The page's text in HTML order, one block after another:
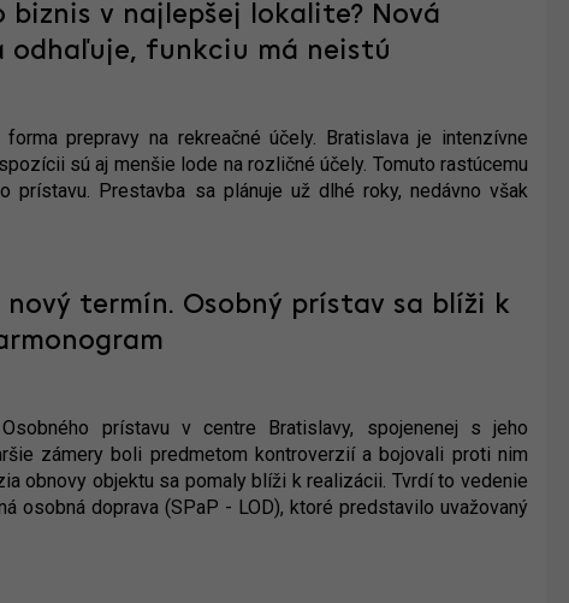
v najlepšej lokalite? Nová
odhaľuje, funkciu má neistú
prepravy na rekreačné účely. Bratislava je intenzívne
sú aj menšie lode na rozličné účely. Tomuto rastúcemu
prístavu. Prestavba sa plánuje už dlhé roky, nedávno však
termín. Osobný prístav sa blíži k
prístavu v centre Bratislavy, spojenenej s jeho
zámery boli predmetom kontroverzií a bojovali proti nim
obnovy objektu sa pomaly blíži k realizácii. Tvrdí to vedenie
osobná doprava (SPaP - LOD), ktoré predstavilo uvažovaný